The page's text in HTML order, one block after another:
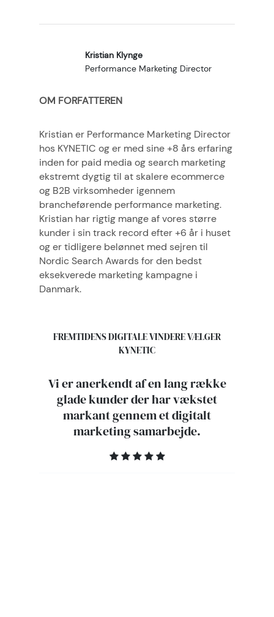
Kristian Klynge
Performance Marketing Director
OM FORFATTEREN
Kristian er Performance Marketing Director
hos KYNETIC og er med sine +8 års erfaring
inden for paid media og search marketing
ekstremt dygtig til at skalere ecommerce
og B2B virksomheder igennem
brancheførende performance marketing.
Kristian har rigtig mange af vores større
kunder i sin track record efter +6 år i huset
og er tidligere belønnet med sejren til
Nordic Search Awards for den bedst
eksekverede marketing kampagne i
Danmark.
FREMTIDENS DIGITALE VINDERE VÆLGER
KYNETIC
Vi er anerkendt af en lang række
glade kunder der har vækstet
markant gennem et digitalt
marketing samarbejde.